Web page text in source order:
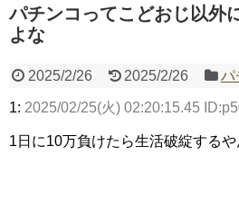
AngelBeats!とかいうクソアニ
Powered by livedoor 相互RSS
パチンコってこどおじ以外
よな
2025/2/26 2025/2/26 パ
1: 2025/02/25(火) 02:20:15.45
1日に10万負けたら生活破綻するや